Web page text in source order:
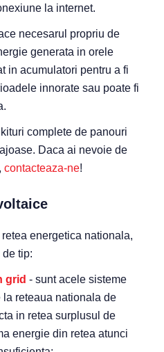
la internet.
necesarul propriu de
generata in orele
in acumulatori pentru a fi
innorate sau poate fi
complete de panouri
Daca ai nevoie de
contacteaza-ne!
energetica nationala,
tip:
grid - sunt acele sisteme
reteaua nationala de
in retea surplusul de
energie din retea atunci